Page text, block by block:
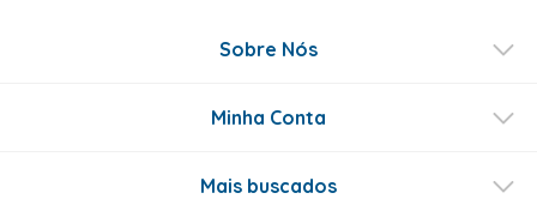
Sobre Nós
Minha Conta
Mais buscados